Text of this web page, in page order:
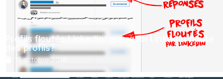
Profils floutés LinkedIn: pourquoi LinkedIn floute
des profils?
15 octobre 2018